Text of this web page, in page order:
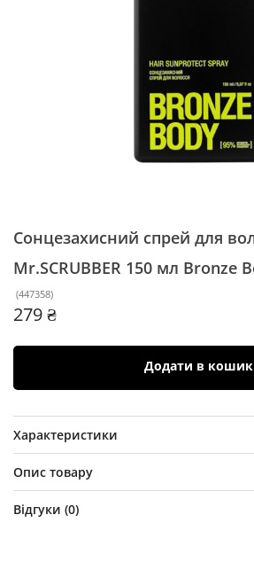
Сонцезахисний спрей для
Mr.SCRUBBER 150 мл Bronze
(447358)
279 ₴
Додати в кошик
Характеристики
Опис товару
Відгуки (0)